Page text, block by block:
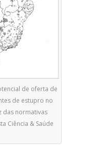
de oferta de
de estupro no
das normativas
Ciência & Saúde